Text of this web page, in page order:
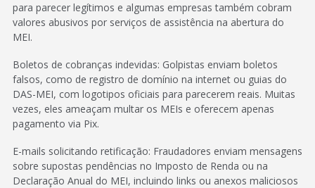
para parecer legítimos e algumas empresas também cobram
valores abusivos por serviços de assistência na abertura do
MEI.
Boletos de cobranças indevidas: Golpistas enviam boletos
falsos, como de registro de domínio na internet ou guias do
DAS-MEI, com logotipos oficiais para parecerem reais. Muitas
vezes, eles ameaçam multar os MEIs e oferecem apenas
pagamento via Pix.
E-mails solicitando retificação: Fraudadores enviam mensagens
sobre supostas pendências no Imposto de Renda ou na
Declaração Anual do MEI, incluindo links ou anexos maliciosos